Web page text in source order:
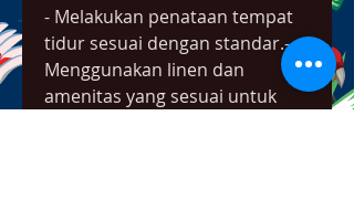
- Melakukan penataan tempat
tidur sesuai dengan standar.-
Menggunakan linen dan
amenitas yang sesuai untuk